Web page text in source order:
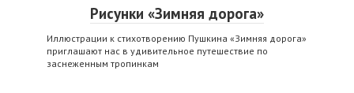
Рисунки «Зимняя дорога»
Иллюстрации к стихотворению Пушкина «Зимняя дорога»
приглашают нас в удивительное путешествие по
заснеженным тропинкам